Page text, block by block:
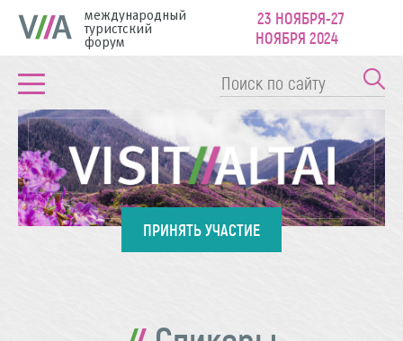
международный
туристский
форум
23 НОЯБРЯ-27
НОЯБРЯ 2024
ПРИНЯТЬ УЧАСТИЕ